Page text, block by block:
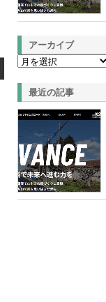
アーカイブ
最近の記事